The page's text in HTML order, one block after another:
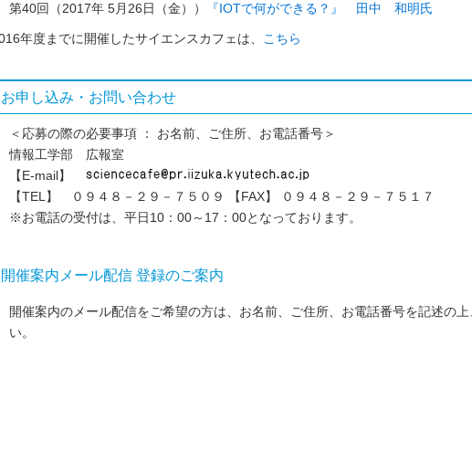
第40回（2017年 5月26日（金））
『IOTで何ができる？』 田中 和明氏
年度までに開催したサイエンスカフェは、 こちら
お申し込み・お問い合わせ
＜応募の際の必要事項 ： お名前、ご住所、お電話番号＞
情報工学部 広報室
【E-mail】
【TEL】 ０９４８－２９－７５０９ 【FAX】 ０９４８－２９－７５１７
※お電話の受付は、平日10：00～17：00となっております。
開催案内メール配信 登録のご案内
開催案内のメール配信をご希望の方は、 お名前、ご住所、お電話番号を記述の上
い。